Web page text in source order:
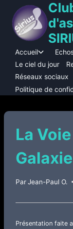
contenu
Accueil
le
menu
enfant
Le ciel du jour
Réseaux sociaux
Politique de
La
Galaxie
ParJean-Paul O.
Présentation faite